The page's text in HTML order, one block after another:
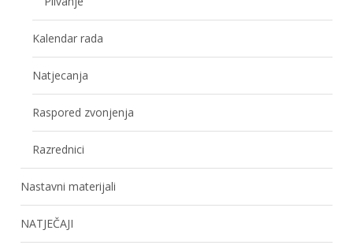
Kalendar rada
Natjecanja
Raspored zvonjenja
Razrednici
Nastavni materijali
NATJEČAJI